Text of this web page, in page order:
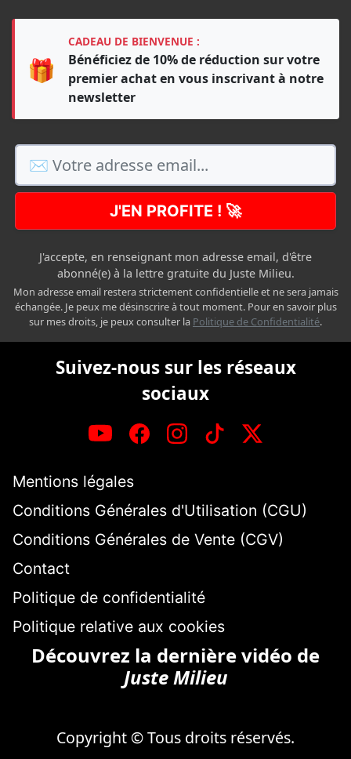
🎁
CADEAU DE BIENVENUE :
Bénéficiez de 10% de réduction sur votre
premier achat en vous inscrivant à notre
newsletter
J'EN PROFITE ! 🚀
J'accepte, en renseignant mon adresse email, d'être
abonné(e) à la lettre gratuite du Juste Milieu.
Mon adresse email restera strictement confidentielle et ne sera jamais
échangée. Je peux me désinscrire à tout moment. Pour en savoir plus
sur mes droits, je peux consulter la Politique de Confidentialité.
Suivez-nous sur les réseaux
sociaux
Mentions légales
Conditions Générales d'Utilisation (CGU)
Conditions Générales de Vente (CGV)
Contact
Politique de confidentialité
Politique relative aux cookies
Découvrez la dernière vidéo de
Juste Milieu
Copyright © Tous droits réservés.